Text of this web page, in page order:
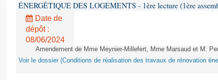
ÉNERGÉTIQUE DES LOGEMENTS - 1ère lecture (1ère
Date de
dépôt :
08/06/2024
Amendement de Mme Meynier-Millefert, Mme Marsaud et M.
Voir le dossier (Conditions de réalisation des travaux de rénovation